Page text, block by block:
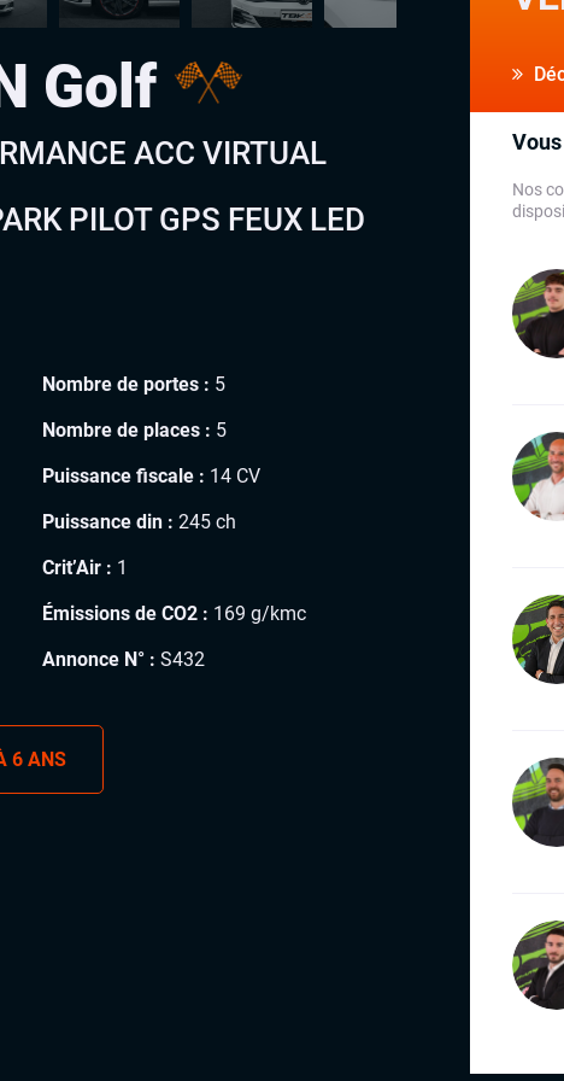
Golf
ACC VIRTUAL
PILOT GPS FEUX LED
Nombre de portes : 5
Nombre de places : 5
Puissance fiscale : 14 CV
Puissance din : 245 ch
Crit’Air : 1
Émissions de CO2 : 169 g/kmc
Annonce N° : S432
6 ANS
Nos